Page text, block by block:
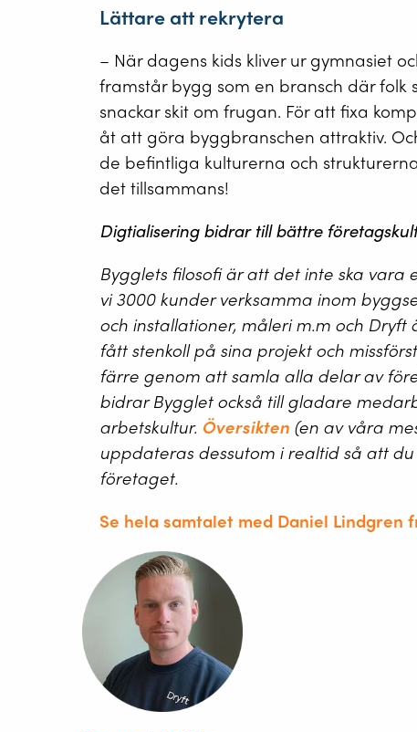
Lättare att rekrytera
– När dagens kids kliver ur gymnasiet
framstår bygg som en bransch där folk
snackar skit om frugan. För att fixa
åt att göra byggbranschen attraktiv.
de befintliga kulturerna och
det tillsammans!
Digtialisering bidrar till bättre
Bygglets filosofi är att det inte ska
vi 3000 kunder verksamma inom
och installationer, måleri m.m och
fått stenkoll på sina projekt och
färre genom att samla alla delar av
bidrar Bygglet också till gladare
arbetskultur. Översikten (en av våra
uppdateras dessutom i realtid så att
företaget.
Se hela samtalet med Daniel Lindgren